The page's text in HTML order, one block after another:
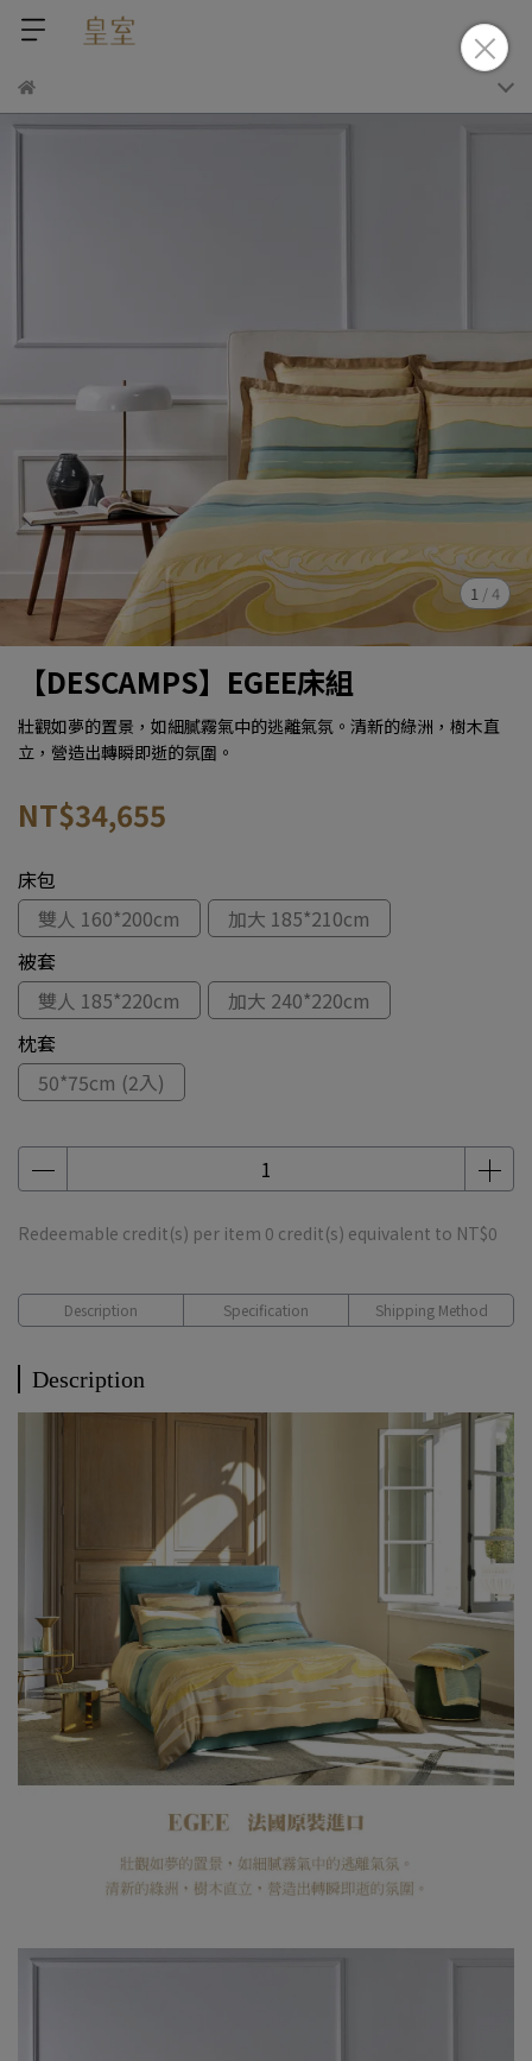
1 /4
【DESCAMPS】EGEE床組
壯觀如夢的置景，如細膩霧氣中的逃離氣氛。清新的綠洲，樹木直
立，營造出轉瞬即逝的氛圍。
NT$34,655
床包
雙人 160*200cm
加大 185*210cm
被套
雙人 185*220cm
加大 240*220cm
枕套
50*75cm (2入)
Redeemable credit(s) per item 0 credit(s) equivalent to NT$0
Description Specification Shipping Method
Description